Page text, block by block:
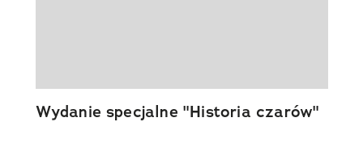
Wydanie specjalne "Historia czarów"